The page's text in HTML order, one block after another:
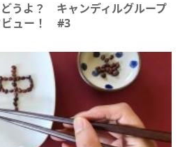
うよ？ キャンディルグループ
ビュー！ #3